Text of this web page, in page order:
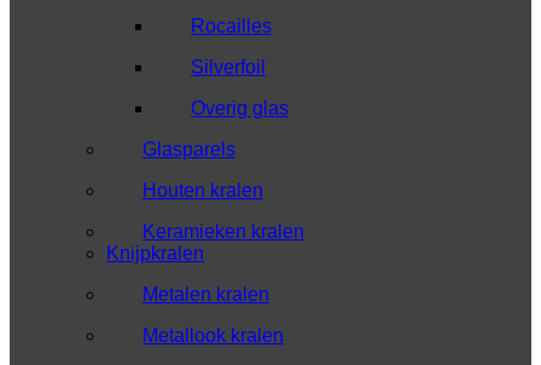
Rocailles
Silverfoil
Overig glas
Glasparels
Houten kralen
Keramieken kralen
Knijpkralen
Metalen kralen
Metallook kralen